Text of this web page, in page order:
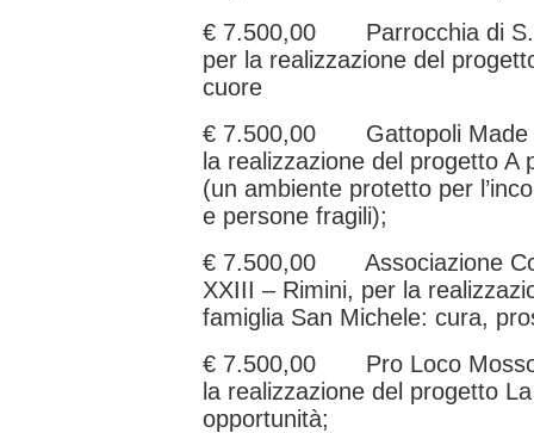
€ 7.500,00 Parrocchia di S.
per la realizzazione del
cuore
€ 7.500,00 Gattopoli Made
la realizzazione del progetto A
(un ambiente protetto per
e persone fragili);
€ 7.500,00 Associazione
XXIII – Rimini, per la
famiglia San Michele: cura,
€ 7.500,00 Pro Loco Mosso
la realizzazione del progetto
opportunità;